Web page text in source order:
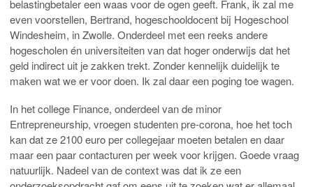
belastingbetaler een waas voor de ogen geeft. Frank, ik zal me
even voorstellen, Bertrand, hogeschooldocent bij Hogeschool
Windesheim, in Zwolle. Onderdeel met een reeks andere
hogescholen én universiteiten van dat hoger onderwijs dat het
geld indirect uit je zakken trekt. Zonder kennelijk duidelijk te
maken wat we er voor doen. Ik zal daar een poging toe wagen.
In het college Finance, onderdeel van de minor
Entrepreneurship, vroegen studenten pre-corona, hoe het toch
kan dat ze 2100 euro per collegejaar moeten betalen en daar
maar een paar contacturen per week voor krijgen. Goede vraag
natuurlijk. Nadeel van de context was dat ik ze een